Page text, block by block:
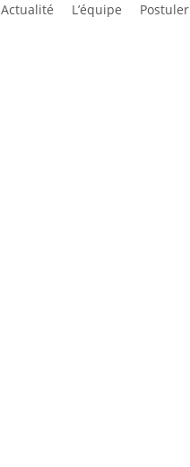
Actualité L’équipe Postuler